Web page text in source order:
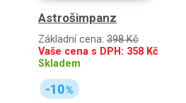
Astrošimpanz
Základní cena: 398 Kč
Vaše cena s DPH: 358 Kč
Skladem
-10%